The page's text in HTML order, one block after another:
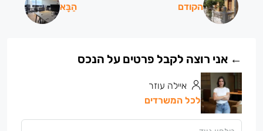
הקודם הַבָּא
איילה עוזר
לכל המשרדים